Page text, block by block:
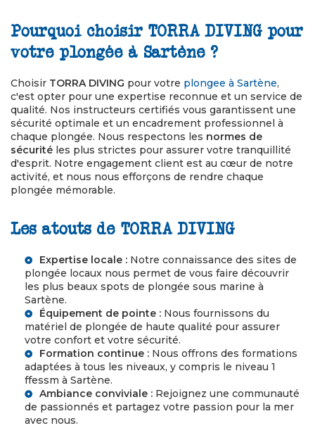
Pourquoi choisir TORRA DIVING pour
votre plongée à Sartène ?
Choisir TORRA DIVING pour votre plongee à Sartène,
c'est opter pour une expertise reconnue et un service de
qualité. Nos instructeurs certifiés vous garantissent une
sécurité optimale et un encadrement professionnel à
chaque plongée. Nous respectons les normes de
sécurité les plus strictes pour assurer votre tranquillité
d'esprit. Notre engagement client est au cœur de notre
activité, et nous nous efforçons de rendre chaque
plongée mémorable.
Les atouts de TORRA DIVING
Expertise locale : Notre connaissance des sites de
plongée locaux nous permet de vous faire découvrir
les plus beaux spots de plongée sous marine à
Sartène.
Équipement de pointe : Nous fournissons du
matériel de plongée de haute qualité pour assurer
votre confort et votre sécurité.
Formation continue : Nous offrons des formations
adaptées à tous les niveaux, y compris le niveau 1
ffessm à Sartène.
Ambiance conviviale : Rejoignez une communauté
de passionnés et partagez votre passion pour la mer
avec nous.